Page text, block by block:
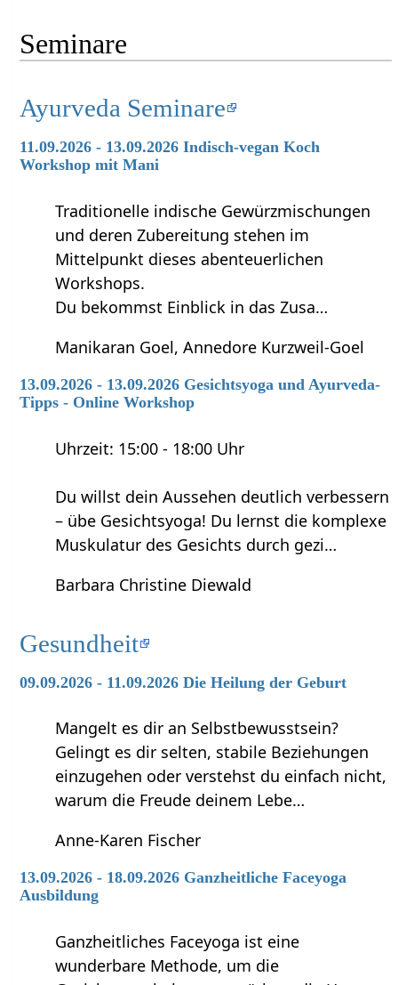
Seminare
Ayurveda Seminare
11.09.2026 - 13.09.2026 Indisch-vegan Koch
Workshop mit Mani
Traditionelle indische Gewürzmischungen
und deren Zubereitung stehen im
Mittelpunkt dieses abenteuerlichen
Workshops.
Du bekommst Einblick in das Zusa…
Manikaran Goel, Annedore Kurzweil-Goel
13.09.2026 - 13.09.2026 Gesichtsyoga und Ayurveda-
Tipps - Online Workshop
Uhrzeit: 15:00 - 18:00 Uhr
Du willst dein Aussehen deutlich verbessern
– übe Gesichtsyoga! Du lernst die komplexe
Muskulatur des Gesichts durch gezi…
Barbara Christine Diewald
Gesundheit
09.09.2026 - 11.09.2026 Die Heilung der Geburt
Mangelt es dir an Selbstbewusstsein?
Gelingt es dir selten, stabile Beziehungen
einzugehen oder verstehst du einfach nicht,
warum die Freude deinem Lebe…
Anne-Karen Fischer
13.09.2026 - 18.09.2026 Ganzheitliche Faceyoga
Ausbildung
Ganzheitliches Faceyoga ist eine
wunderbare Methode, um die